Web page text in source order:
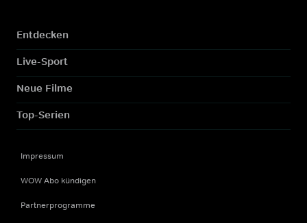
Entdecken
Live-Sport
Neue Filme
Top-Serien
Impressum
WOW Abo kündigen
Partnerprogramme